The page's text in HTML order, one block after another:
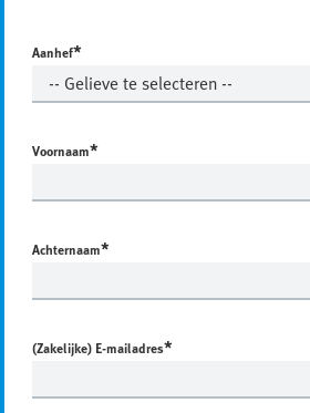
Aanhef*
Voornaam*
Achternaam*
(Zakelijke) E-mailadres*